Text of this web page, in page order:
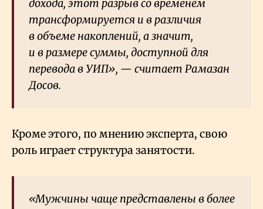
дохода, этот разрыв со временем
трансформируется и в различия
в объеме накоплений, а значит,
и в размере суммы, доступной для
перевода в УИП», — считает Рамазан
Досов.
Кроме этого, по мнению эксперта, свою
роль играет структура занятости.
«Мужчины чаще представлены в более